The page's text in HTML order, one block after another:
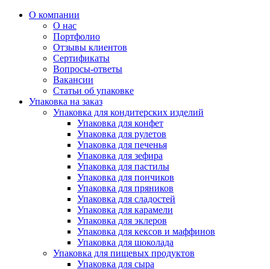
О компании
О нас
Портфолио
Отзывы клиентов
Сертификаты
Вопросы-ответы
Вакансии
Статьи об упаковке
Упаковка на заказ
Упаковка для кондитерских изделий
Упаковка для конфет
Упаковка для рулетов
Упаковка для печенья
Упаковка для зефира
Упаковка для пастилы
Упаковка для пончиков
Упаковка для пряников
Упаковка для сладостей
Упаковка для карамели
Упаковка для эклеров
Упаковка для кексов и маффинов
Упаковка для шоколада
Упаковка для пищевых продуктов
Упаковка для сыра